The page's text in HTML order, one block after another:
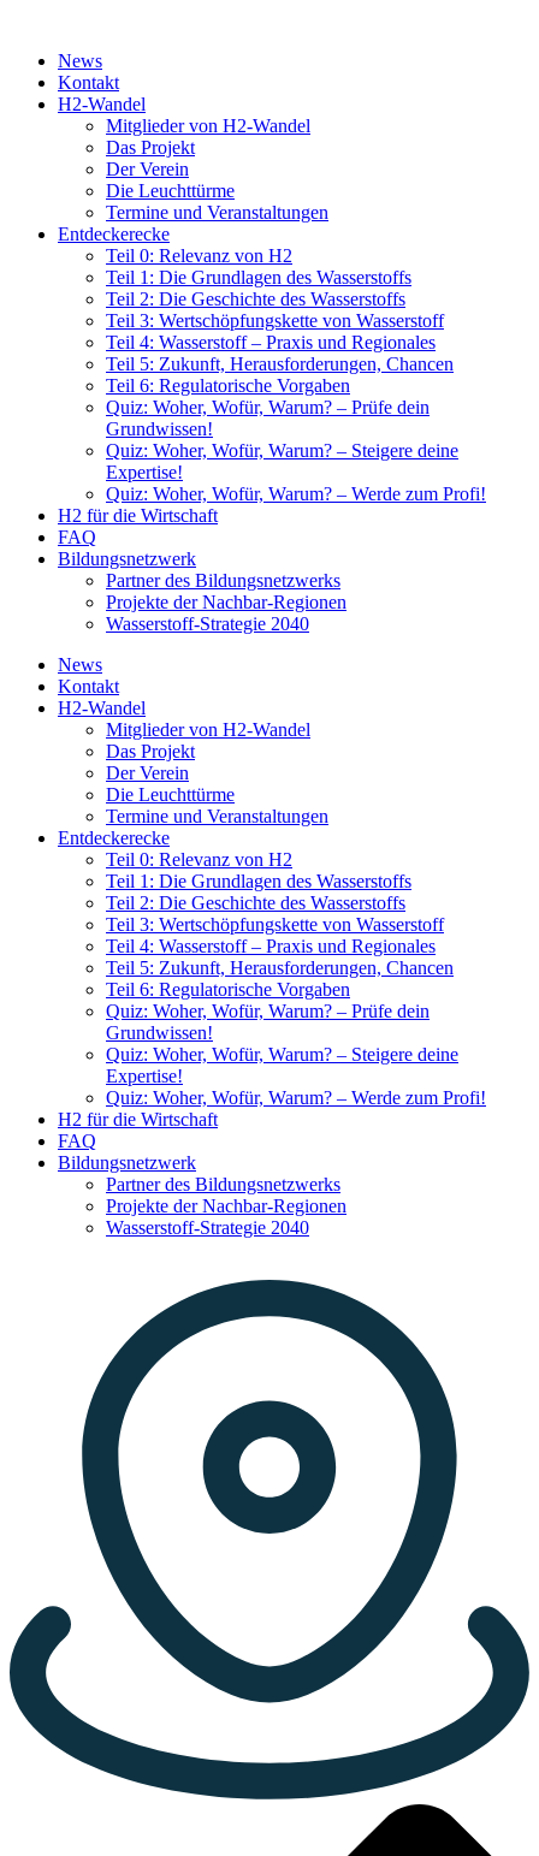
News
Kontakt
H2-Wandel
Mitglieder von H2-Wandel
Das Projekt
Der Verein
Die Leuchttürme
Termine und Veranstaltungen
Entdeckerecke
Teil 0: Relevanz von H2
Teil 1: Die Grundlagen des Wasserstoffs
Teil 2: Die Geschichte des Wasserstoffs
Teil 3: Wertschöpfungskette von Wasserstoff
Teil 4: Wasserstoff – Praxis und Regionales
Teil 5: Zukunft, Herausforderungen, Chancen
Teil 6: Regulatorische Vorgaben
Quiz: Woher, Wofür, Warum? – Prüfe dein
Grundwissen!
Quiz: Woher, Wofür, Warum? – Steigere deine
Expertise!
Quiz: Woher, Wofür, Warum? – Werde zum Profi!
H2 für die Wirtschaft
FAQ
Bildungsnetzwerk
Partner des Bildungsnetzwerks
Projekte der Nachbar-Regionen
Wasserstoff-Strategie 2040
News
Kontakt
H2-Wandel
Mitglieder von H2-Wandel
Das Projekt
Der Verein
Die Leuchttürme
Termine und Veranstaltungen
Entdeckerecke
Teil 0: Relevanz von H2
Teil 1: Die Grundlagen des Wasserstoffs
Teil 2: Die Geschichte des Wasserstoffs
Teil 3: Wertschöpfungskette von Wasserstoff
Teil 4: Wasserstoff – Praxis und Regionales
Teil 5: Zukunft, Herausforderungen, Chancen
Teil 6: Regulatorische Vorgaben
Quiz: Woher, Wofür, Warum? – Prüfe dein
Grundwissen!
Quiz: Woher, Wofür, Warum? – Steigere deine
Expertise!
Quiz: Woher, Wofür, Warum? – Werde zum Profi!
H2 für die Wirtschaft
FAQ
Bildungsnetzwerk
Partner des Bildungsnetzwerks
Projekte der Nachbar-Regionen
Wasserstoff-Strategie 2040